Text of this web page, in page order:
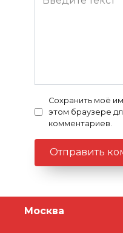
Сохранить моё
этом браузере
комментариев.
Москва